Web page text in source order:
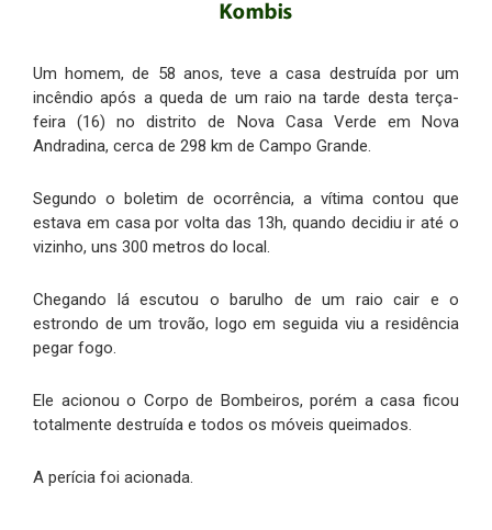
Um homem, de 58 anos, teve a casa destruída por um
incêndio após a queda de um raio na tarde desta terça-
feira (16) no distrito de Nova Casa Verde em Nova
Andradina, cerca de 298 km de Campo Grande.
Segundo o boletim de ocorrência, a vítima contou que
estava em casa por volta das 13h, quando decidiu ir até o
vizinho, uns 300 metros do local.
Chegando lá escutou o barulho de um raio cair e o
estrondo de um trovão, logo em seguida viu a residência
pegar fogo.
Ele acionou o Corpo de Bombeiros, porém a casa ficou
totalmente destruída e todos os móveis queimados.
A perícia foi acionada.